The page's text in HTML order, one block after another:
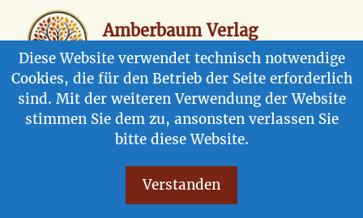
Inhalt
springen
Amberbaum Verlag
Blattwerke aus Lebensgeschichten
Rolf Göbel
Diese Website verwendet technisch notwendige
Cookies, die für den Betrieb der Seite erforderlich
sind. Mit der weiteren Verwendung der Website
stimmen Sie dem zu, ansonsten verlassen Sie
bitte diese Website.
Verstanden